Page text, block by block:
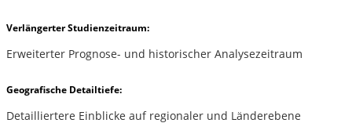
Verlängerter Studienzeitraum:
Erweiterter Prognose- und historischer Analysezeitraum
Geografische Detailtiefe:
Detailliertere Einblicke auf regionaler und Länderebene